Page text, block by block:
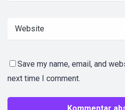
Save my name, email, and
next time I comment.